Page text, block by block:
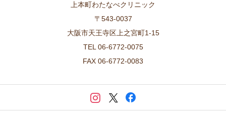
上本町わたなべクリニック
〒543-0037
大阪市天王寺区上之宮町1-15
TEL 06-6772-0075
FAX 06-6772-0083